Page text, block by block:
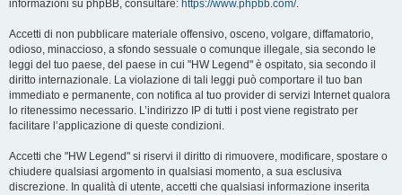
informazioni su phpBB, consultare: https://www.phpbb.com/.
Accetti di non pubblicare materiale offensivo, osceno, volgare, diffamatorio,
odioso, minaccioso, a sfondo sessuale o comunque illegale, sia secondo le
leggi del tuo paese, del paese in cui "HW Legend" è ospitato, sia secondo il
diritto internazionale. La violazione di tali leggi può comportare il tuo ban
immediato e permanente, con notifica al tuo provider di servizi Internet qualora
lo ritenessimo necessario. L’indirizzo IP di tutti i post viene registrato per
facilitare l’applicazione di queste condizioni.
Accetti che "HW Legend" si riservi il diritto di rimuovere, modificare, spostare o
chiudere qualsiasi argomento in qualsiasi momento, a sua esclusiva
discrezione. In qualità di utente, accetti che qualsiasi informazione inserita